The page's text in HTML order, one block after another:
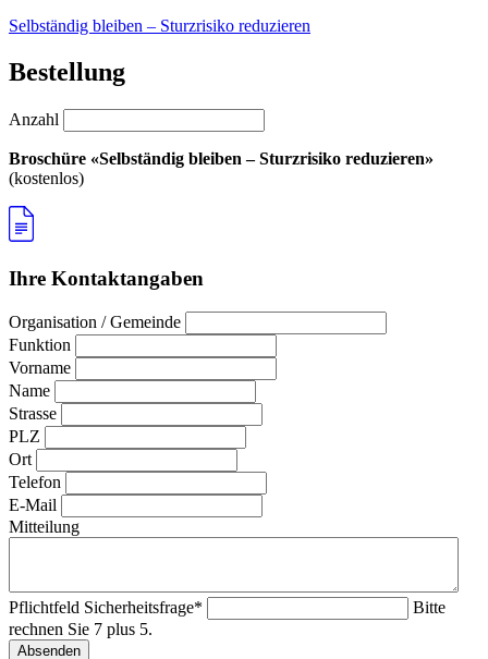
Selbständig bleiben – Sturzrisiko reduzieren
Bestellung
Anzahl
Broschüre «Selbständig bleiben – Sturzrisiko reduzieren»
(kostenlos)
Ihre Kontaktangaben
Organisation / Gemeinde
Funktion
Vorname
Name
Strasse
PLZ
Ort
Telefon
E-Mail
Mitteilung
Pflichtfeld Sicherheitsfrage*
Bitte
rechnen Sie 7 plus 5.
Absenden